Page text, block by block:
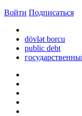
Войти Подписаться
dövlət borcu
public debt